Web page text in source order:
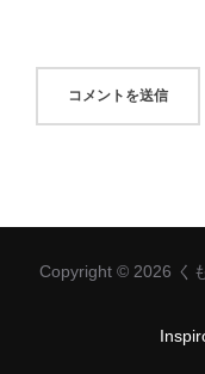
Copyright © 2026 く